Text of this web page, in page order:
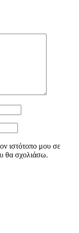
ιστότοπο μου σε
θα σχολιάσω.